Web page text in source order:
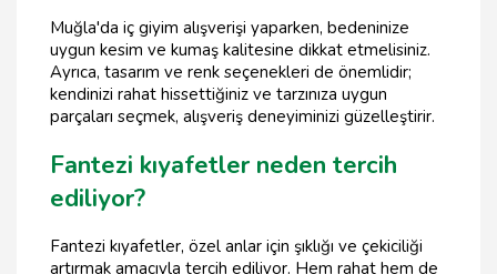
Muğla'da iç giyim alışverişi yaparken, bedeninize
uygun kesim ve kumaş kalitesine dikkat etmelisiniz.
Ayrıca, tasarım ve renk seçenekleri de önemlidir;
kendinizi rahat hissettiğiniz ve tarzınıza uygun
parçaları seçmek, alışveriş deneyiminizi güzelleştirir.
Fantezi kıyafetler neden tercih
ediliyor?
Fantezi kıyafetler, özel anlar için şıklığı ve çekiciliği
artırmak amacıyla tercih ediliyor. Hem rahat hem de